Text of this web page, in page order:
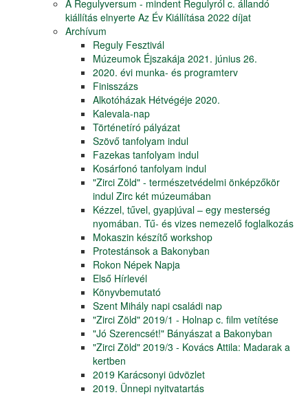
A Regulyversum - mindent Regulyról c. állandó
kiállítás elnyerte Az Év Kiállítása 2022 díjat
Archívum
Reguly Fesztivál
Múzeumok Éjszakája 2021. június 26.
2020. évi munka- és programterv
Finisszázs
Alkotóházak Hétvégéje 2020.
Kalevala-nap
Történetíró pályázat
Szövő tanfolyam indul
Fazekas tanfolyam indul
Kosárfonó tanfolyam indul
"Zirci Zöld" - természetvédelmi önképzőkör
indul Zirc két múzeumában
Kézzel, tűvel, gyapjúval – egy mesterség
nyomában. Tű- és vizes nemezelő foglalkozás
Mokaszin készítő workshop
Protestánsok a Bakonyban
Rokon Népek Napja
Első Hírlevél
Könyvbemutató
Szent Mihály napi családi nap
"Zirci Zöld" 2019/1 - Holnap c. film vetítése
"Jó Szerencsét!" Bányászat a Bakonyban
"Zirci Zöld" 2019/3 - Kovács Attila: Madarak a
kertben
2019 Karácsonyi üdvözlet
2019. Ünnepi nyitvatartás